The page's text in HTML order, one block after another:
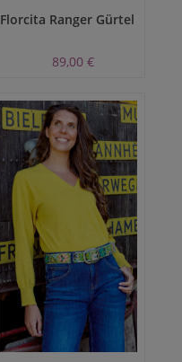
Florcita Ranger Gürtel
89,00 €